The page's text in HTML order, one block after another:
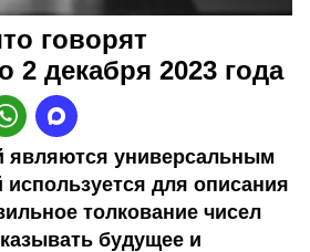
говорят
2 декабря 2023 года
являются универсальным
для описания
толкование чисел
будущее и